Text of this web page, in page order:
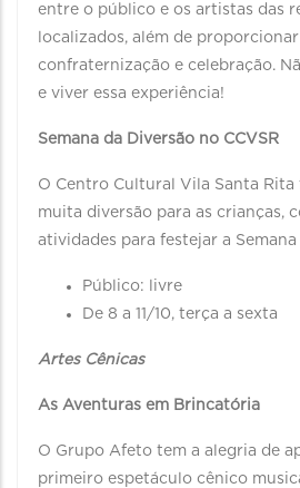
entre o público e os artistas das
localizados, além de
confraternização e celebração.
e viver essa experiência!
Semana da Diversão no CCVSR
O Centro Cultural Vila Santa Rita
muita diversão para as crianças,
atividades para festejar a Semana
Público: livre
De 8 a 11/10, terça a sexta
Artes Cênicas
As Aventuras em Brincatória
O Grupo Afeto tem a alegria de
primeiro espetáculo cênico